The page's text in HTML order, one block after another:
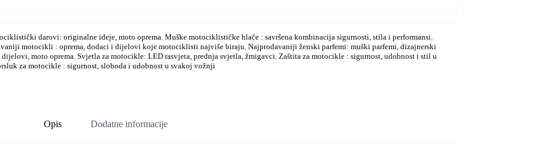
darovi: originalne ideje, moto oprema Muške motociklističke hlače : savršena kombinacija sigurnosti, stila i performansi
motocikli : oprema, dodaci i dijelovi koje motociklisti najviše biraju Najprodavaniji ženski parfemi: muški parfemi, dizajnerski
moto oprema Svjetla za motocikle: LED rasvjeta, prednja svjetla, žmigavci Zaštita za motocikle : sigurnost, udobnost i stil u
za motocikle : sigurnost, sloboda i udobnost u svakoj vožnji
Opis Dodatne informacije